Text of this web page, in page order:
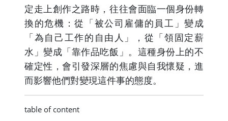
定走上創作之路時，往往會面臨一個身份轉
換的危機：從「被公司雇傭的員工」變成
「為自己工作的自由人」，從「領固定薪
水」變成「靠作品吃飯」。這種身份上的不
確定性，會引發深層的焦慮與自我懷疑，進
而影響他們對變現這件事的態度。
table of content